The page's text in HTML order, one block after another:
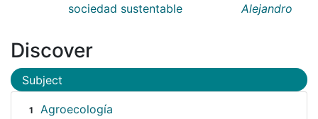
sociedad sustentable
Alejandro
Discover
Subject
1 Agroecología